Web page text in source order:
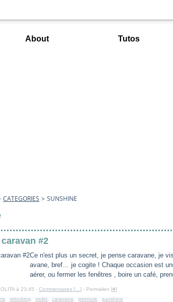
About Tutos
CATEGORIES > SUNSHINE
#2
Ce n'est plus un secret, je pense caravane, je
avane, bref… je cogite ! Chaque occasion est
aérer, ou fermer les fenêtres , boire un café,
à 23:45 - Commentaires [ ] - Permalien [#]
relooking violet caravane peinture sunshine